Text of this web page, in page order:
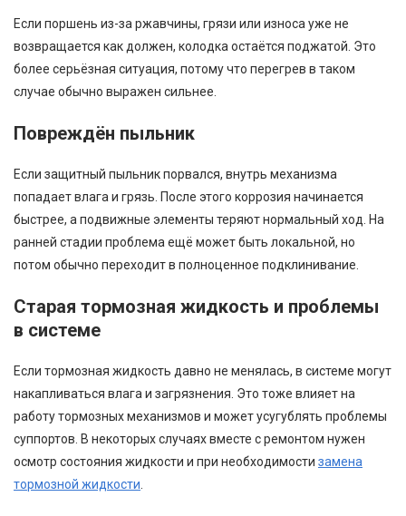
Если поршень из-за ржавчины, грязи или износа уже не
возвращается как должен, колодка остаётся поджатой. Это
более серьёзная ситуация, потому что перегрев в таком
случае обычно выражен сильнее.
Повреждён пыльник
Если защитный пыльник порвался, внутрь механизма
попадает влага и грязь. После этого коррозия начинается
быстрее, а подвижные элементы теряют нормальный ход. На
ранней стадии проблема ещё может быть локальной, но
потом обычно переходит в полноценное подклинивание.
Старая тормозная жидкость и проблемы
в системе
Если тормозная жидкость давно не менялась, в системе могут
накапливаться влага и загрязнения. Это тоже влияет на
работу тормозных механизмов и может усугублять проблемы
суппортов. В некоторых случаях вместе с ремонтом нужен
осмотр состояния жидкости и при необходимости замена
тормозной жидкости